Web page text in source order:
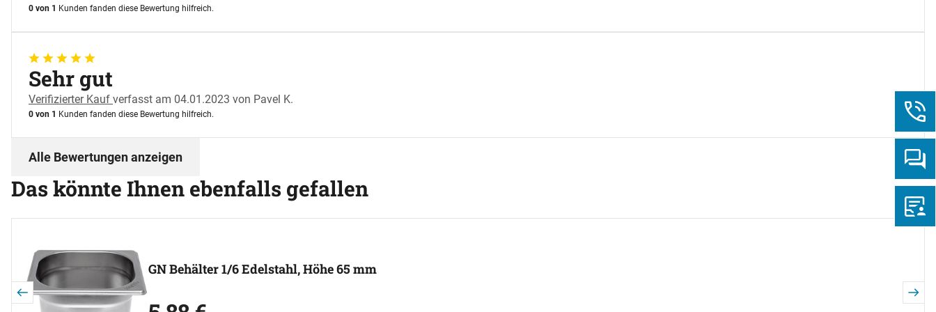
0 von 1 Kunden fanden diese Bewertung hilfreich.
5 von 5
Sehr gut
Verifizierter Kauf verfasst am 04.01.2023 von Pavel K.
0 von 1 Kunden fanden diese Bewertung hilfreich.
Alle Bewertungen anzeigen
Das könnte Ihnen ebenfalls gefallen
GN Behälter 1/6 Edelstahl, Höhe 65 mm